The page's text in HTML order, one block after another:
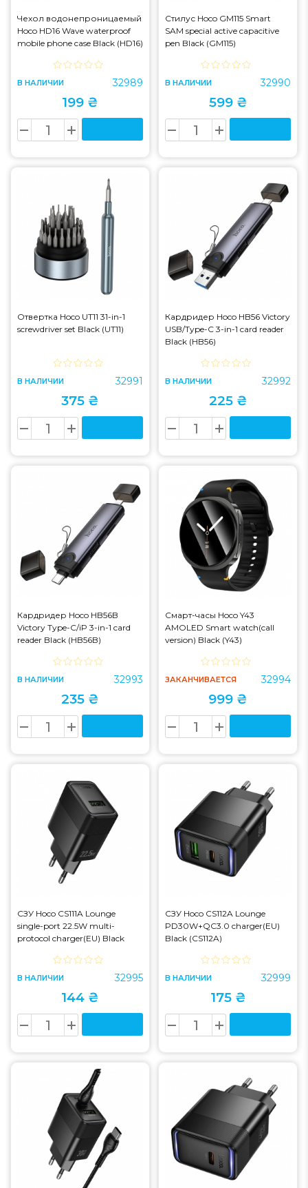
Чехол водонепроницаемый
Hoco HD16 Wave waterproof
mobile phone case Black (HD16)
В НАЛИЧИИ 32989
199 ₴
Стилус Hoco GM115 Smart
SAM special active capacitive
pen Black (GM115)
В НАЛИЧИИ 32990
599 ₴
Отвертка Hoco UT11 31-in-1
screwdriver set Black (UT11)
В НАЛИЧИИ 32991
375 ₴
Кардридер Hoco HB56 Victory
USB/Type-C 3-in-1 card reader
Black (HB56)
В НАЛИЧИИ 32992
225 ₴
Кардридер Hoco HB56B
Victory Type-C/iP 3-in-1 card
reader Black (HB56B)
В НАЛИЧИИ 32993
235 ₴
Смарт-часы Hoco Y43
AMOLED Smart watch(call
version) Black (Y43)
ЗАКАНЧИВАЕТСЯ 32994
999 ₴
СЗУ Hoco CS111A Lounge
single-port 22.5W multi-
protocol charger(EU) Black
В НАЛИЧИИ 32995
144 ₴
СЗУ Hoco CS112A Lounge
PD30W+QC3.0 charger(EU)
Black (CS112A)
В НАЛИЧИИ 32999
175 ₴